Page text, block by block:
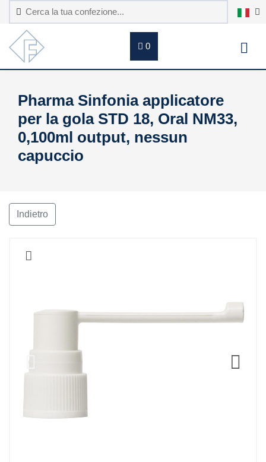
0
Pharma Sinfonia applicatore
per la gola STD 18, Oral NM33,
0,100ml output, nessun
capuccio
Indietro